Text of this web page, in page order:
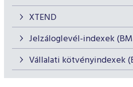
XTEND
Jelzáloglevél-indexek
Vállalati kötvényindexek